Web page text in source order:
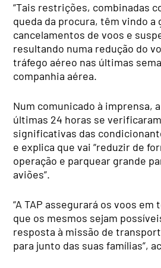
“Tais restrições, combinadas
queda da procura, têm vindo a
cancelamentos de voos e
resultando numa redução do
tráfego aéreo nas últimas
companhia aérea.
Num comunicado à imprensa,
últimas 24 horas se
significativas das
e explica que vai “reduzir de
operação e parquear grande
aviões”.
“A TAP assegurará os voos em
que os mesmos sejam
resposta à missão de
para junto das suas famílias”,